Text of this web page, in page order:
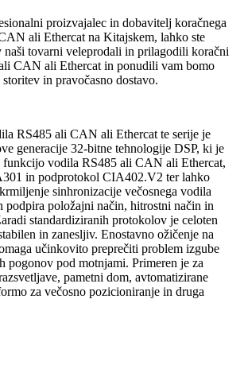
proizvajalec in dobavitelj koračnega
ali Ethercat na Kitajskem, lahko ste
naši tovarni veleprodali in prilagodili koračni
CAN ali Ethercat in ponudili vam bomo
in pravočasno dostavo.
RS485 ali CAN ali Ethercat te serije je
generacije 32-bitne tehnologije DSP, ki je
funkcijo vodila RS485 ali CAN ali Ethercat,
in podprotokol CIA402.V2 ter lahko
sinhronizacije večosnega vodila
podpira položajni način, hitrostni način in
standardiziranih protokolov je celoten
in zanesljiv. Enostavno ožičenje na
učinkovito preprečiti problem izgube
pogonov pod motnjami. Primeren je za
pametni dom, avtomatizirane
za večosno pozicioniranje in druga